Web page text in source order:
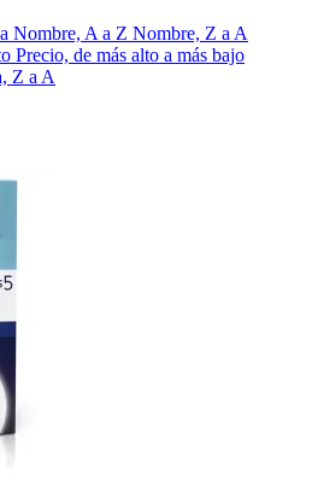
Nombre, A a Z Nombre, Z a A
Precio, de más alto a más bajo
Z a A